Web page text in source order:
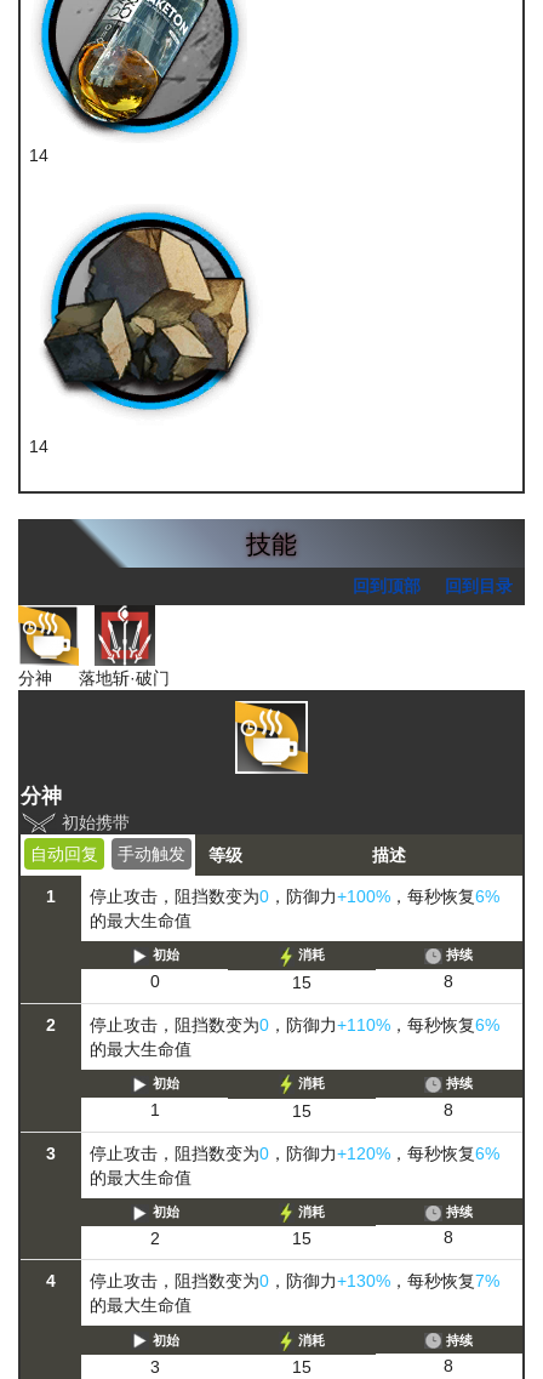
14
14
技能
回到顶部 回到目录
分神 落地斩·破门
分神
初始携带
自动回复
手动触发 等级 描述
1 停止攻击，阻挡数变为0 ，防御力+100% ，每秒恢复6%
的最大生命值
初始
0
消耗
15
持续
8
2 停止攻击，阻挡数变为0 ，防御力+110% ，每秒恢复6%
的最大生命值
初始
1
消耗
15
持续
8
3 停止攻击，阻挡数变为0 ，防御力+120% ，每秒恢复6%
的最大生命值
初始
2
消耗
15
持续
8
4 停止攻击，阻挡数变为0 ，防御力+130% ，每秒恢复7%
的最大生命值
初始
3
消耗
15
持续
8